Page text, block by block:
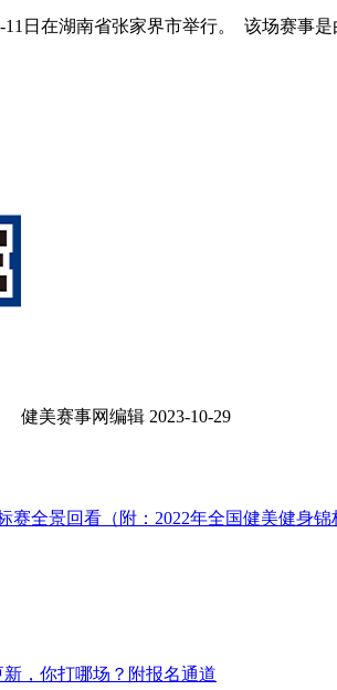
11日在湖南省张家界市举行。 该场赛
健美赛事网编辑 2023-10-29
全景回看（附：2022年全国健美健身
，你打哪场？附报名通道